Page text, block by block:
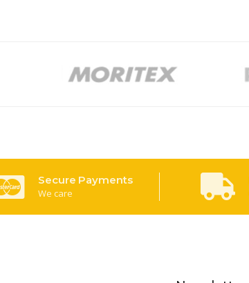
Secure Payments
We care